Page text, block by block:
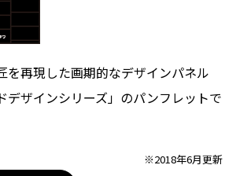
を再現した画期的なデザインパネル
デザインシリーズ」のパンフレットで
※2018年6月更新